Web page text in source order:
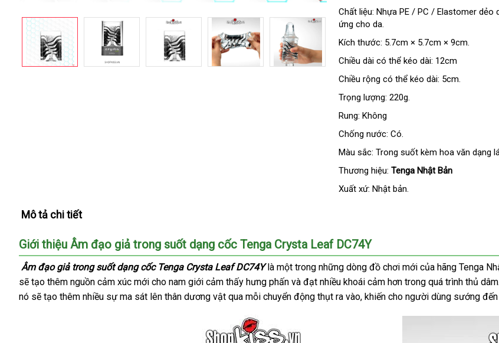
vụ
trả
Chất liệu: Nhựa PE / PC / Elastomer dẻo
ứng cho da.
Kích thước: 5.7cm × 5.7cm × 9cm.
Chiều dài link
web
có thể kéo dài: 12cm
Chiều rộng Hàn
Quốc
có thể kéo dài: 5cm.
Trọng lượng: 220g.
Rung: Không
Chống nước: Có.
Màu sắc: Trong suốt kèm hoa văn dạng
Thương hiệu: Tenga Nhật Bản
Xuất xứ: Nhật bản.
Mô tả chi tiết
Giới thiệu Âm đạo giả trong suốt dạng cốc Tenga Crysta Leaf DC74Y
Âm đạo giả trong suốt dạng cốc Tenga Crysta Leaf DC74Ylà một trong hướng
dẫn
những dòng đồ chơi mới tiki
của hãng Tenga
Lazada
sẽ tạo thêm nguồn cảm xúc mới cho nam giới cảm thấy hưng phấn tận
nơi
và đạt nhiều khoái cảm hơn trong Đức
quá trình thủ dâm
nó tiết
sẽ tạo thêm nhiều sự ma sát lên thân dương vật qua mỗi chuyển động thụt ra vàonhập
, khiến cho người dùng sướng